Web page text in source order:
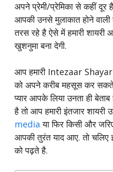
अपने प्रेमी/प्रेमिका से कहीं दूर
आपकी उनसे मुलाकात होने
तरस रहे है ऐसे में हमारी
खुशनुमा बना देगी.
आप हमारी Intezaar
को अपने करीब महसूस कर
प्यार आपके लिया उनता ही
है तो आप हमारी इंतजार
media या फिर किसी और
आपकी तुरंत याद आए. तो चलिए
को पढ़ते है.